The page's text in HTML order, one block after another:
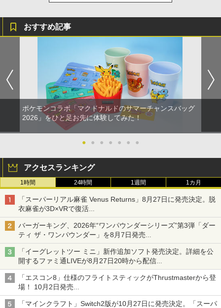
おすすめ記事
ポケモンコラボ「マクドナルドのサマーチャンスバッグ
2026」をひと足お先に体験してみた！
● ● ● ● ● ● ●
アクセスランキング
1時間 24時間 1週間 1カ月
「スーパーリアル麻雀 Venus Returns」8月27日に発売決定。脱
衣麻雀が3D×VRで復活
発売から2週間は20%オフになるセールが実施
バーガーキング、2026年“ワンパウンダーシリーズ”第3弾「ダー
ティ ザ・ワンパウンダー」を8月7日発売
「特製ガーリックマヨソース」を使用した超大型チーズバーガー
「イーグレットツー ミニ」新作追加ソフト発売決定。詳細を公
開するファミ通LIVEが8月27日20時から配信
シリーズ累計100タイトルへ
「エスコン8」仕様のフライトスティックがThrustmasterから登
場！ 10月2日発売
ジョイスティックに振動機能を搭載。予約受付も開始
「マインクラフト」Switch2版が10月27日に発売決定。「スーパ